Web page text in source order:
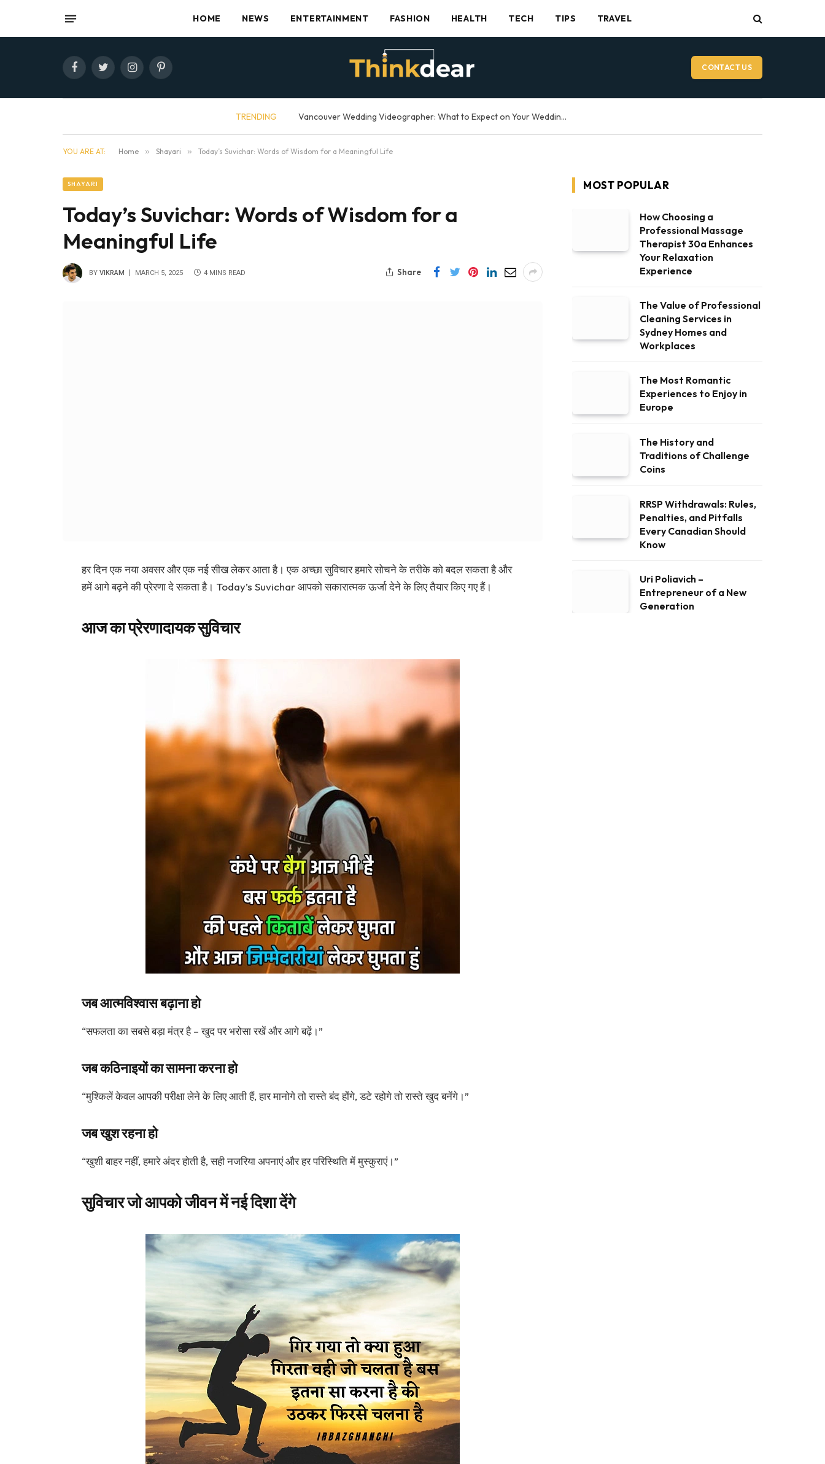
HOME NEWS ENTERTAINMENT FASHION HEALTH TECH TIPS TRAVEL
FacebookTwitterInstagramPinterest CONTACT US
TRENDING Vancouver Wedding Videographer: What to Expect on Your Wedding Day
YOU ARE AT: Home » Shayari » Today’s Suvichar: Words of Wisdom for a Meaningful Life
SHAYARI
Today’s Suvichar: Words of Wisdom for a
Meaningful Life
BY VIKRAM MARCH 5, 2025 4 MINS READ Share
हर दिन एक नया अवसर और एक नई सीख लेकर आता है। एक अच्छा सुविचार हमारे सोचने के तरीके को बदल सकता है और
हमें आगे बढ़ने की प्रेरणा दे सकता है। Today’s Suvichar आपको सकारात्मक ऊर्जा देने के लिए तैयार किए गए हैं।
आज का प्रेरणादायक सुविचार
जब आत्मविश्वास बढ़ाना हो
“सफलता का सबसे बड़ा मंत्र है – खुद पर भरोसा रखें और आगे बढ़ें।”
जब कठिनाइयों का सामना करना हो
“मुश्किलें केवल आपकी परीक्षा लेने के लिए आती हैं, हार मानोगे तो रास्ते बंद होंगे, डटे रहोगे तो रास्ते खुद बनेंगे।”
जब खुश रहना हो
“खुशी बाहर नहीं, हमारे अंदर होती है, सही नजरिया अपनाएं और हर परिस्थिति में मुस्कुराएं।”
सुविचार जो आपको जीवन में नई दिशा देंगे
MOST POPULAR
How Choosing a
Professional Massage
Therapist 30a Enhances
Your Relaxation
Experience
The Value of Professional
Cleaning Services in
Sydney Homes and
Workplaces
The Most Romantic
Experiences to Enjoy in
Europe
The History and
Traditions of Challenge
Coins
RRSP Withdrawals: Rules,
Penalties, and Pitfalls
Every Canadian Should
Know
Uri Poliavich –
Entrepreneur of a New
Generation